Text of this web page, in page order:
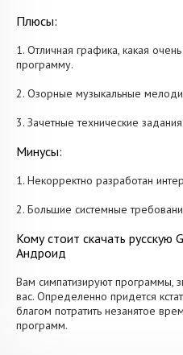
Плюсы:
1. Отличная графика, какая
программу.
2. Озорные музыкальные
3. Зачетные технические задания.
Минусы:
1. Некорректно разработан
2. Большие системные
Кому стоит скачать
Андроид
Вам симпатизируют программы,
вас. Определенно придется
благом потратить незанятое
программ.